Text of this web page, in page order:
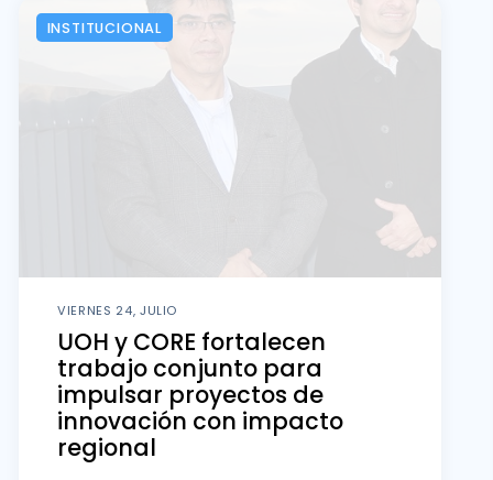
INSTITUCIONAL
VIERNES 24, JULIO
UOH y CORE fortalecen
trabajo conjunto para
impulsar proyectos de
innovación con impacto
regional